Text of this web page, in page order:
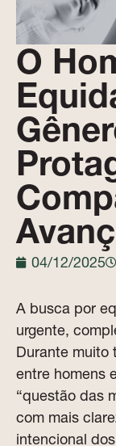
O
04/12/2025
A busca por
urgente,
Durante muito
entre homens
“questão das
com mais
intencional